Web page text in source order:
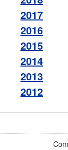
2017
2016
2015
2014
2013
2012